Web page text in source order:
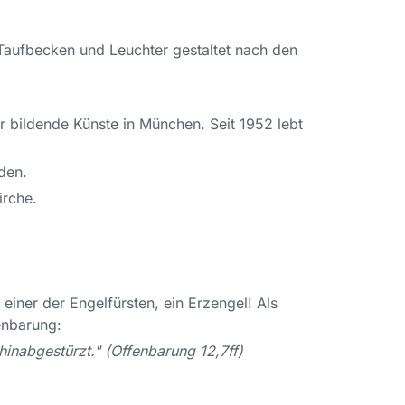
und Leuchter gestaltet nach den
Künste in München. Seit 1952 lebt
der Engelfürsten, ein Erzengel! Als
(Offenbarung 12,7ff)